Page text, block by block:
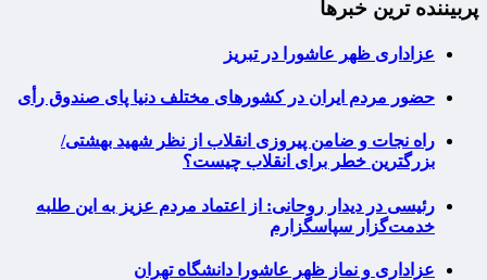
پربیننده ترین خبرها
عزاداری ظهر عاشورا در تبریز
حضور مردم ایران در کشورهای مختلف دنیا پای صندوق رأی
راه نجات و ضامن پیروزی انقلاب از نظر شهید بهشتی/
بزرگترین خطر برای انقلاب چیست؟
رئیسی در دیدار روحانی: از اعتماد مردم عزیز به این طلبه
خدمت‌گزار سپاسگزارم
عزاداری و نماز ظهر عاشورا دانشگاه تهران